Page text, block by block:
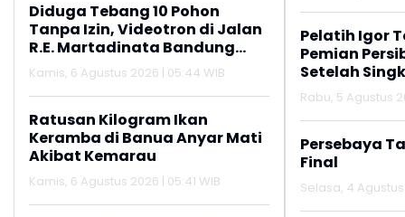
Diduga Tebang 10 Pohon
Tanpa Izin, Videotron di Jalan
R.E. Martadinata Bandung
Disegel
Kamis, 6 Agustus 2026 | 05:44 WIB
Ratusan Kilogram Ikan
Keramba di Banua Anyar Mati
Akibat Kemarau
Kamis, 6 Agustus 2026 | 05:41 WIB
Pelatih Igor
Pemian
Setelah
Rabu, 5 Agustus
Persebaya
Final
Selasa, 4 Agustus